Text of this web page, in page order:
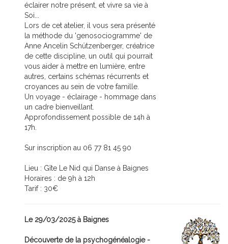
éclairer notre présent, et vivre sa vie à
Soi...
Lors de cet atelier, il vous sera présenté
la méthode du 'genosociogramme' de
Anne Ancelin Schützenberger, créatrice
de cette discipline, un outil qui pourrait
vous aider à mettre en lumière, entre
autres, certains schémas récurrents et
croyances au sein de votre famille.
Un voyage - éclairage - hommage dans
un cadre bienveillant.
Approfondissement possible de 14h à
17h.
Sur inscription au 06 77 81 45 90
Lieu : Gîte Le Nid qui Danse à Baignes
Horaires : de 9h à 12h
Tarif : 30€
Le 29/03/2025 à Baignes
Découverte de la psychogénéalogie -